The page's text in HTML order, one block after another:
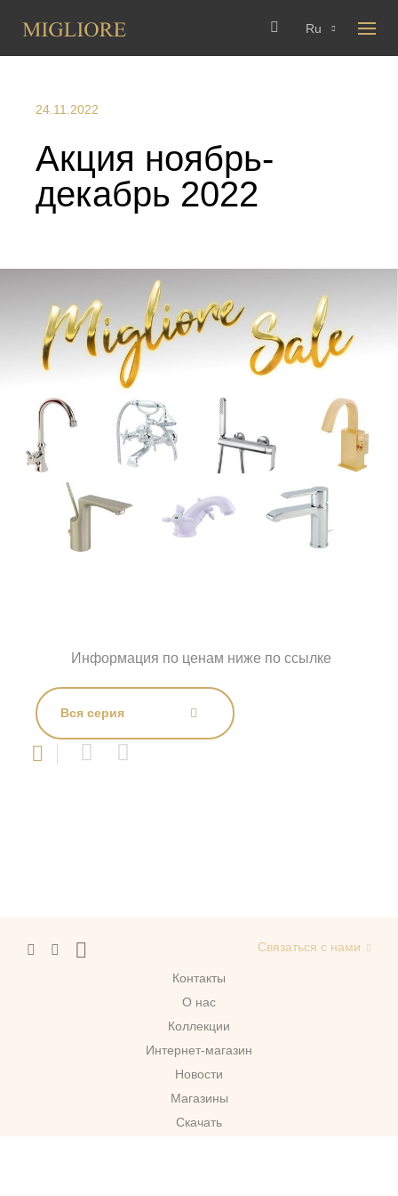
Ru
24.11.2022
Акция ноябрь-
декабрь 2022
Информация по ценам ниже по ссылке
Вся серия
Контакты
О нас
Коллекции
Интернет-магазин
Новости
Магазины
Скачать
Связаться с нами